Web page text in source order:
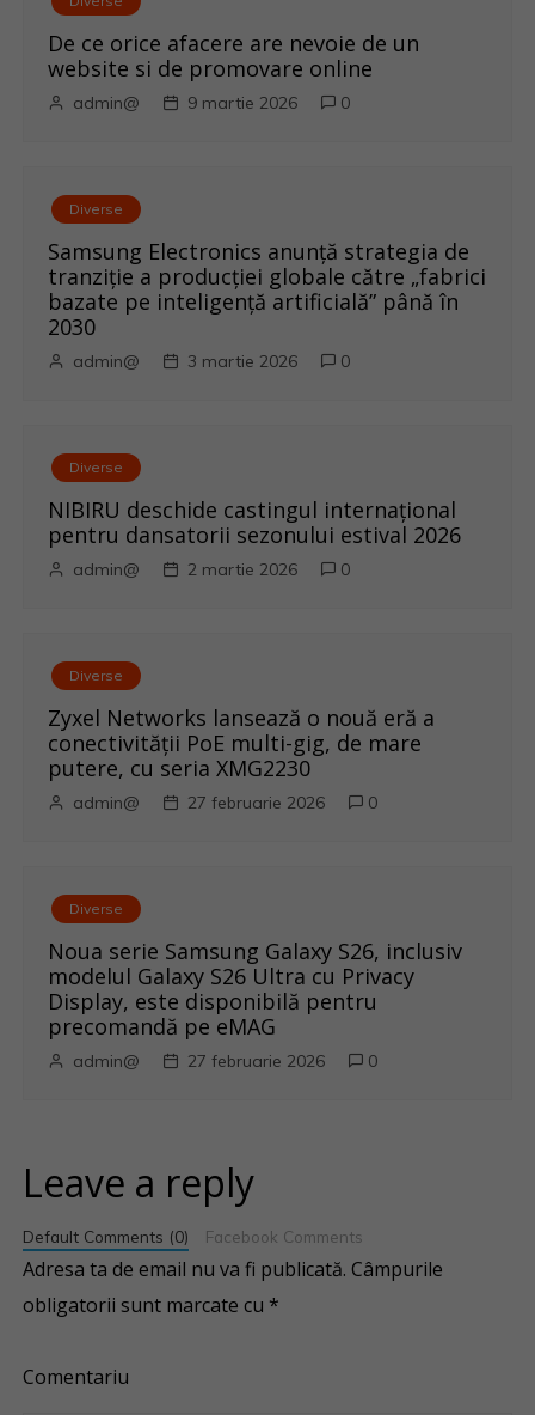
De ce orice afacere are nevoie de un
website si de promovare online
admin@ 9 martie 2026 0
Diverse
Samsung Electronics anunță strategia de
tranziție a producției globale către „fabrici
bazate pe inteligență artificială” până în
2030
admin@ 3 martie 2026 0
Diverse
NIBIRU deschide castingul internațional
pentru dansatorii sezonului estival 2026
admin@ 2 martie 2026 0
Diverse
Zyxel Networks lansează o nouă eră a
conectivității PoE multi-gig, de mare
putere, cu seria XMG2230
admin@ 27 februarie 2026 0
Diverse
Noua serie Samsung Galaxy S26, inclusiv
modelul Galaxy S26 Ultra cu Privacy
Display, este disponibilă pentru
precomandă pe eMAG
admin@ 27 februarie 2026 0
Leave a reply
Default Comments (0) Facebook Comments
Adresa ta de email nu va fi publicată. Câmpurile
obligatorii sunt marcate cu *
Comentariu